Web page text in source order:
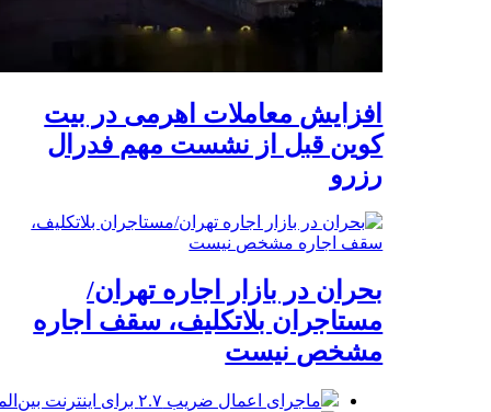
افزایش معاملات اهرمی در بیت
کوین قبل از نشست مهم فدرال
رزرو
بحران در بازار اجاره تهران/
مستاجران بلاتکلیف، سقف اجاره‌
مشخص نیست
ماجرای اعمال ضریب ۲.۷ برای اینترنت بین‌الملل چیست؟